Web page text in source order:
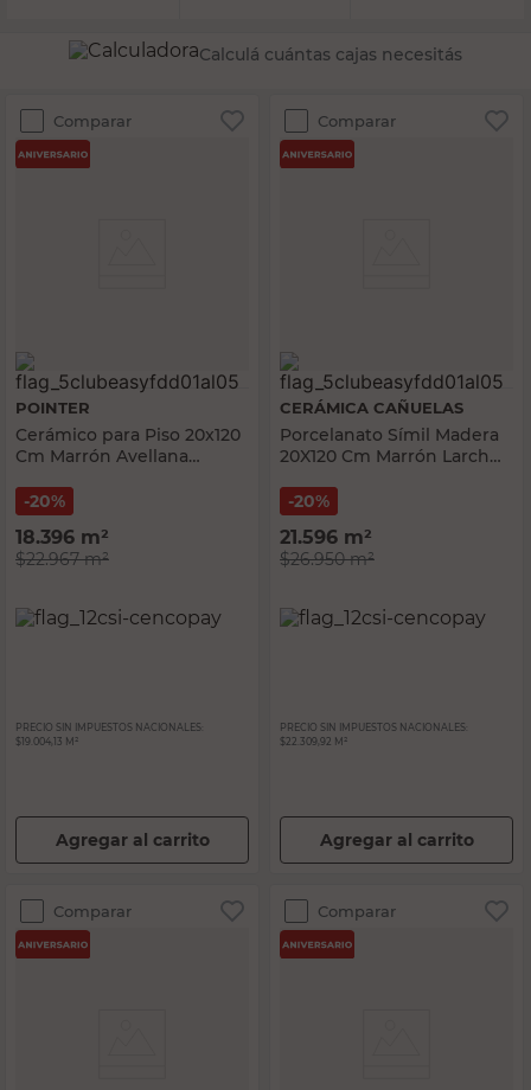
Calculá cuántas cajas necesitás
Comparar
POINTER
Cerámico para Piso 20x120
Cm Marrón Avellana
20%
18.396 m²
$22.967m²
PRECIO SIN IMPUESTOS NACIONALES:
$19.004,13 M²
Agregar al carrito
Comparar
CERÁMICA CAÑUELAS
Porcelanato Símil Madera
20X120 Cm Marrón Larch
20%
21.596 m²
$26.950m²
PRECIO SIN IMPUESTOS NACIONALES:
$22.309,92 M²
Agregar al carrito
Comparar Comparar